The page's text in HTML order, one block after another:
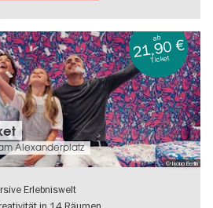
© Ikono Berlin
Alexanderplatz
ab
21,90 €
Ticket
Erlebniswelt